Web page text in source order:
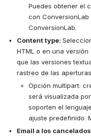
Puedes obtener el
con
ConversionLab.
Content type:
HTML o en una
que las versiones
rastreo de las
Opción multipart:
será visualizada
soporten el
ajuste predefinido.
Email a los